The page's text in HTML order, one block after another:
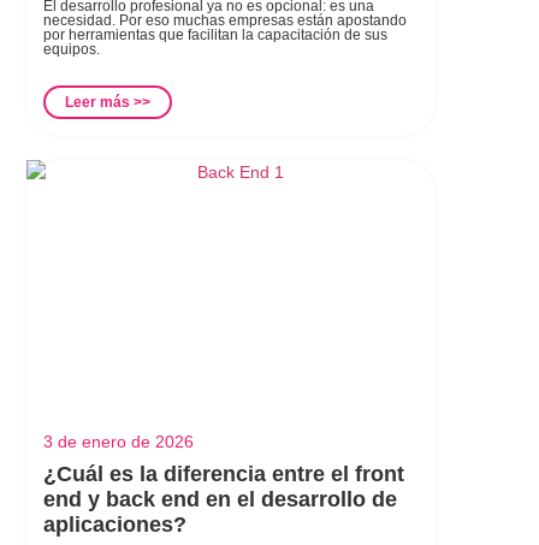
El desarrollo profesional ya no es opcional: es una
necesidad. Por eso muchas empresas están apostando
por herramientas que facilitan la capacitación de sus
equipos.
Leer más >>
3 de enero de 2026
¿Cuál es la diferencia entre el front
end y back end en el desarrollo de
aplicaciones?